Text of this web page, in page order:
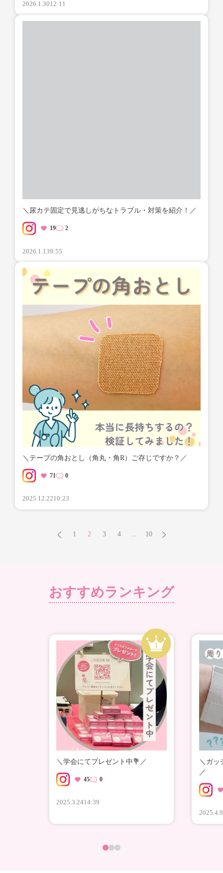
2026.1.3012:11
＼尿カテ固定で見逃しがちなトラブル・対策を紹介！／
19 2
2026.1.139:55
＼テープの角おとし（角丸・角R）ご存じですか？／
71 0
2025.12.2210:23
1 2 3 4 ... 10
おすすめランキング
＼学会にてプレゼント中💐／
45 0
2025.3.2414:39
＼ガッ
／
2025.4.9